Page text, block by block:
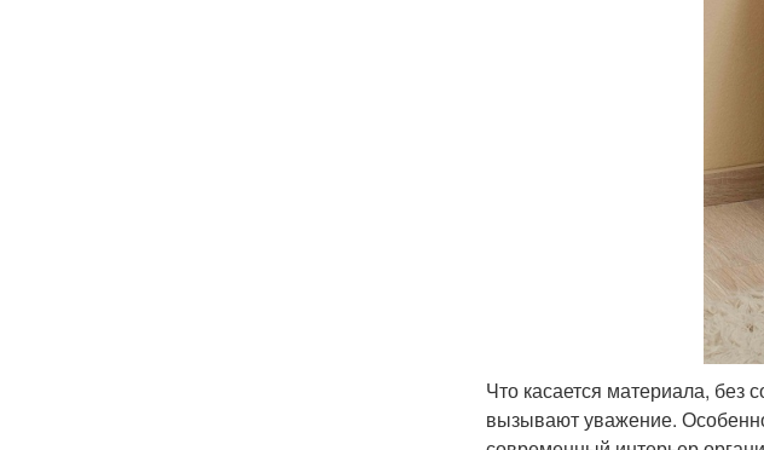
Что касается материала, без
вызывают уважение.